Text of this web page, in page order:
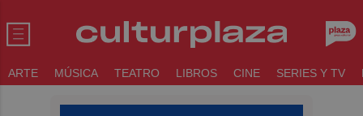
ARTE MÚSICA TEATRO LIBROS CINE SERIES Y TV